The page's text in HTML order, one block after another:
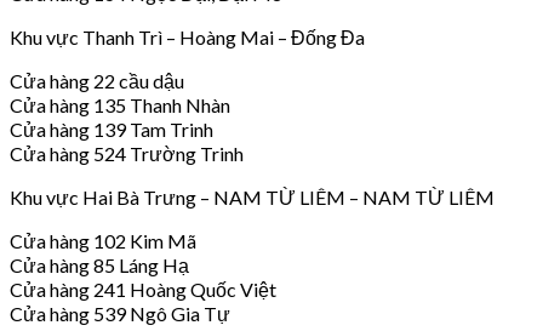
Khu vực Thanh Trì – Hoàng Mai – Đống Đa
Cửa hàng 22 cầu dậu
Cửa hàng 135 Thanh Nhàn
Cửa hàng 139 Tam Trinh
Cửa hàng 524 Trường Trinh
Khu vực Hai Bà Trưng – NAM TỪ LIÊM – NAM TỪ LIÊM
Cửa hàng 102 Kim Mã
Cửa hàng 85 Láng Hạ
Cửa hàng 241 Hoàng Quốc Việt
Cửa hàng 539 Ngô Gia Tự